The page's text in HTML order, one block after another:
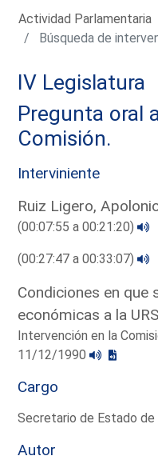
Actividad Parlamentaria
Búsqueda de
IV Legislatura
Pregunta oral
Comisión.
Interviniente
Ruiz Ligero,
(00:07:55 a 00:21:20)
(00:27:47 a 00:33:07)
Condiciones en que
económicas a la
Intervención en la
11/12/1990
Cargo
Secretario de Estado de
Autor